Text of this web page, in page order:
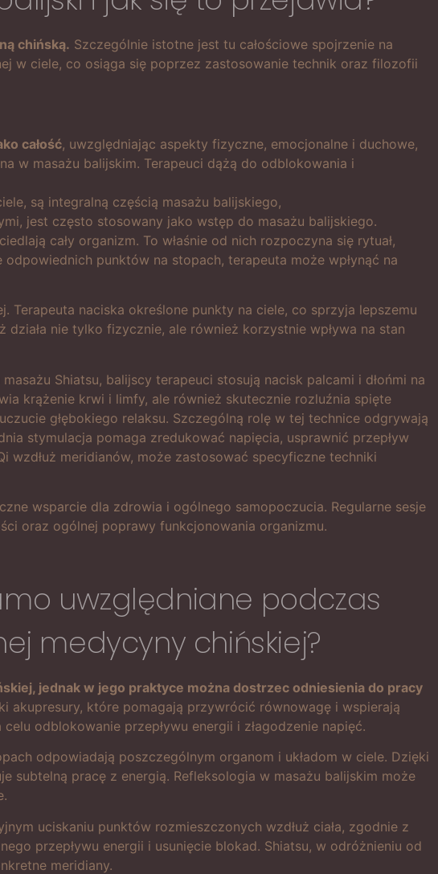
chińską. Szczególnie istotne jest tu całościowe spojrzenie na
w ciele, co osiąga się poprzez zastosowanie technik oraz filozofii
całość, uwzględniając aspekty fizyczne, emocjonalne i duchowe,
w masażu balijskim. Terapeuci dążą do odblokowania i
są integralną częścią masażu balijskiego,
jest często stosowany jako wstęp do masażu balijskiego.
cały organizm. To właśnie od nich rozpoczyna się rytuał,
punktów na stopach, terapeuta może wpłynąć na
naciska określone punkty na ciele, co sprzyja lepszemu
nie tylko fizycznie, ale również korzystnie wpływa na stan
Shiatsu, balijscy terapeuci stosują nacisk palcami i dłońmi na
krążenie krwi i limfy, ale również skutecznie rozluźnia spięte
głębokiego relaksu. Szczególną rolę w tej technice odgrywają
stymulacja pomaga zredukować napięcia, usprawnić przepływ
meridianów, może zastosować specyficzne techniki
wsparcie dla zdrowia i ogólnego samopoczucia. Regularne sesje
oraz ogólnej poprawy funkcjonowania organizmu.
uwzględniane podczas
medycyny chińskiej?
jednak w jego praktyce można dostrzec odniesienia do pracy
akupresury, które pomagają przywrócić równowagę i wspierają
odblokowanie przepływu energii i złagodzenie napięć.
odpowiadają poszczególnym organom i układom w ciele. Dzięki
subtelną pracę z energią. Refleksologia w masażu balijskim może
uciskaniu punktów rozmieszczonych wzdłuż ciała, zgodnie z
przepływu energii i usunięcie blokad. Shiatsu, w odróżnieniu od
meridiany.